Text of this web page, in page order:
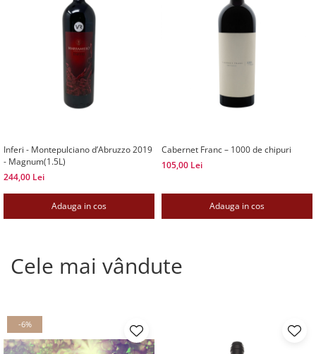
Inferi - Montepulciano d’Abruzzo 2019
- Magnum(1.5L)
244,00 Lei
Adauga in cos
Cabernet Franc – 1000 de chipuri
105,00 Lei
Adauga in cos
Cele mai vândute
-6%